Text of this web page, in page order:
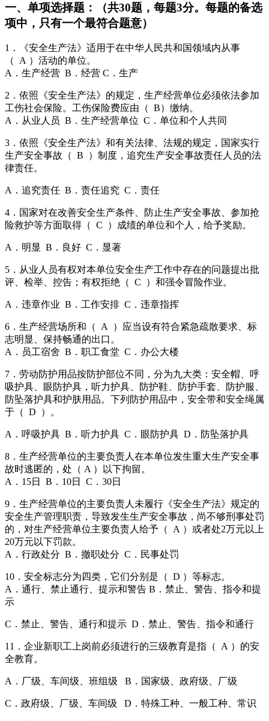
一、单项选择题：（共30题，每题3分。每题的备选
项中，只有一个最符合题意）
1．《安全生产法》适用于在中华人民共和国领域内从事
（ A ）活动的单位。
A．生产经营 B．经营 C．生产
2．依照《安全生产法》的规定，生产经营单位必须依法参加
工伤社会保险。工伤保险费应由（ B）缴纳。
A．从业人员 B．生产经营单位 C．单位和个人共同
3．依照《安全生产法》和有关法律、法规的规定，国家实行
生产安全事故（ B ）制度，追究生产安全事故责任人员的法
律责任。
A．追究责任 B．责任追究 C．责任
4．国家对在改善安全生产条件、防止生产安全事故、参加抢
险救护等方面取得（ C ）成绩的单位和个人，给予奖励。
A．明显 B．良好 C．显著
5．从业人员有权对本单位安全生产工作中存在的问题提出批
评、检举、控告；有权拒绝（ C ）和强令冒险作业。
A．违章作业 B．工作安排 C．违章指挥
6．生产经营场所和（ A ）应当设有符合紧急疏散要求、标
志明显、保持畅通的出口。
A．员工宿舍 B．职工食堂 C．办公大楼
7．劳动防护用品按防护部位不同，分为九大类：安全帽、呼
吸护具、眼防护具，听力护具、防护鞋、防护手套、防护服、
防坠落护具和护肤用品。下列防护用品中，安全带和安全绳属
于（ D ）。
A．呼吸护具 B．听力护具 C．眼防护具 D．防坠落护具
8．生产经营单位的主要负责人在本单位发生重大生产安全事
故时逃匿的，处（ A ）以下拘留。
A．15日 B．10日 C．30日
9．生产经营单位的主要负责人未履行《安全生产法》规定的
安全生产管理职责，导致发生生产安全事故，尚不够刑事处罚
的，对生产经营单位主要负责人给予（ A ）或者处2万元以上
20万元以下罚款。
A．行政处分 B．撤职处分 C．民事处罚
10．安全标志分为四类，它们分别是（ D ）等标志。
A．通行、禁止通行、提示和警告 B．禁止、警告、指令和提
示
C．禁止、警告、通行和提示 D．禁止、警告、指令和通行
11．企业新职工上岗前必须进行的三级教育是指（ A ）的安
全教育。
A．厂级、车间级、班组级 B．国家级、政府级、厂级
C．政府级、厂级、车间级 D．特殊工种、一般工种、常识